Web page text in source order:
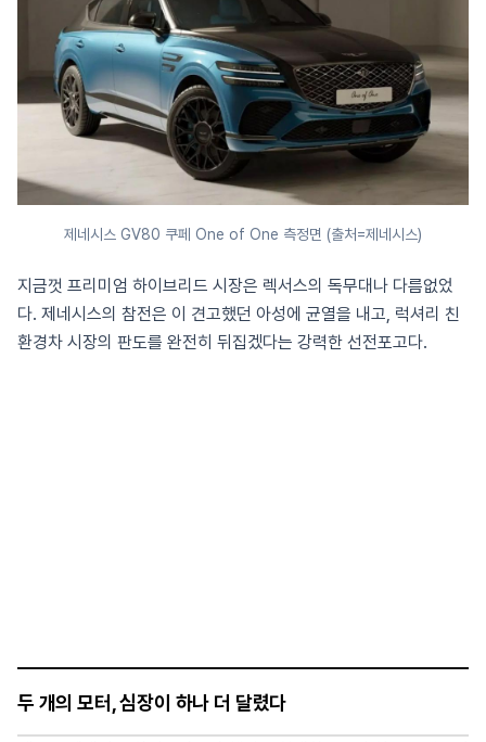
제네시스 GV80 쿠페 One of One 측정면 (출처=제네시스)
지금껏 프리미엄 하이브리드 시장은 렉서스의 독무대나 다름없었
다. 제네시스의 참전은 이 견고했던 아성에 균열을 내고, 럭셔리 친
환경차 시장의 판도를 완전히 뒤집겠다는 강력한 선전포고다.
두 개의 모터, 심장이 하나 더 달렸다